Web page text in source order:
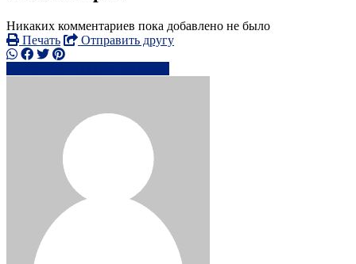
Никаких комментариев пока добавлено не было
Печать
Отправить другу